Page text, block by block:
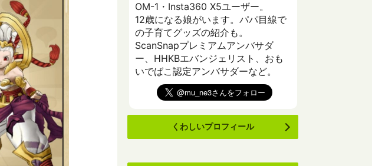
OM-1・Insta360 X5ユーザー。
12歳になる娘がいます。パパ目線で
の子育てグッズの紹介も。
ScanSnapプレミアムアンバサダ
ー、HHKBエバンジェリスト、おも
いでばこ認定アンバサダーなど。
くわしいプロフィール